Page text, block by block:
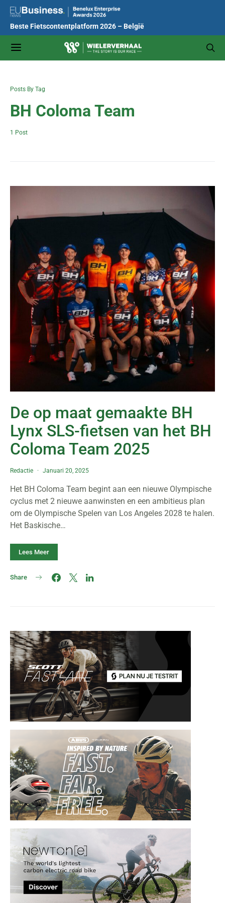
Beste Fietscontentplatform 2026 – België
Posts By Tag
BH Coloma Team
1 Post
De op maat gemaakte BH
Lynx SLS-fietsen van het BH
Coloma Team 2025
Redactie Januari 20, 2025
Het BH Coloma Team begint aan een nieuwe Olympische
cyclus met 2 nieuwe aanwinsten en een ambitieus plan
om de Olympische Spelen van Los Angeles 2028 te halen.
Het Baskische…
Lees Meer
Share